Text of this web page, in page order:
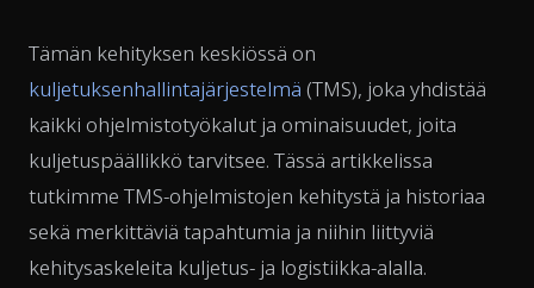
Tämän kehityksen keskiössä on
kuljetuksenhallintajärjestelmä (TMS), joka yhdistää
kaikki ohjelmistotyökalut ja ominaisuudet, joita
kuljetuspäällikkö tarvitsee. Tässä artikkelissa
tutkimme TMS-ohjelmistojen kehitystä ja historiaa
sekä merkittäviä tapahtumia ja niihin liittyviä
kehitysaskeleita kuljetus- ja logistiikka-alalla.